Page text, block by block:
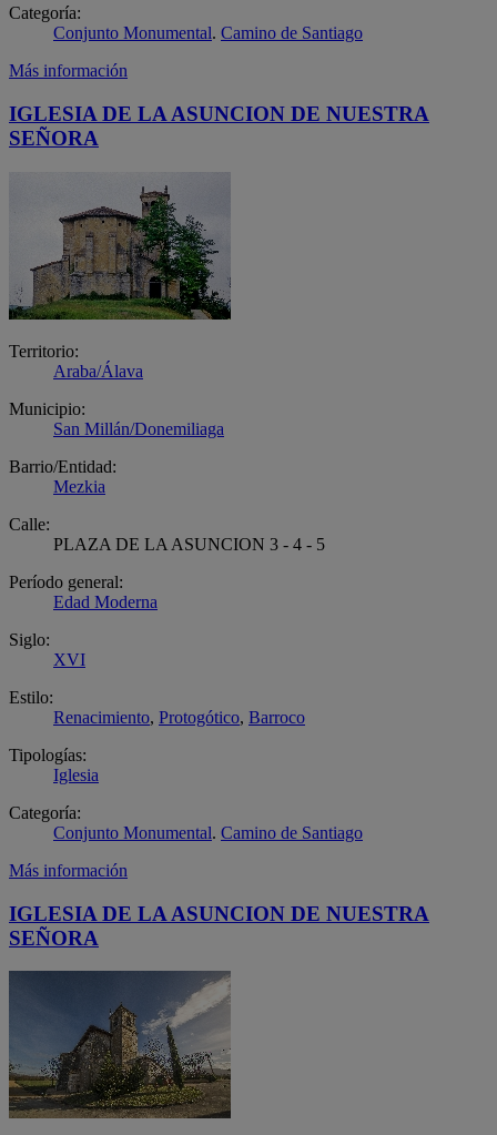
Categoría:
Conjunto Monumental. Camino de Santiago
Más información
IGLESIA DE LA ASUNCION DE NUESTRA
SEÑORA
Territorio:
Araba/Álava
Municipio:
San Millán/Donemiliaga
Barrio/Entidad:
Mezkia
Calle:
PLAZA DE LA ASUNCION 3 - 4 - 5
Período general:
Edad Moderna
Siglo:
XVI
Estilo:
Renacimiento, Protogótico, Barroco
Tipologías:
Iglesia
Categoría:
Conjunto Monumental. Camino de Santiago
Más información
IGLESIA DE LA ASUNCION DE NUESTRA
SEÑORA